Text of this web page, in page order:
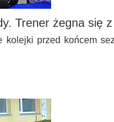
Trener żegna się
kolejki przed końcem